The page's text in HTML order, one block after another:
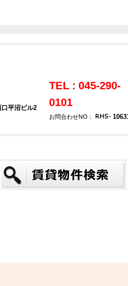
平沼ビル2
TEL : 045-290-
0101
お問合わせNO：